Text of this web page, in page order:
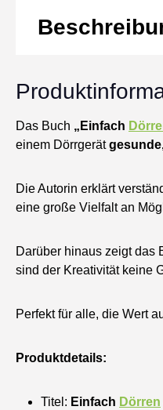
Das Buch „Einfach
einem Dörrgerät
Die Autorin erklärt
eine große Vielfalt an
Darüber hinaus zeigt das
sind der Kreativität keine
Perfekt für alle, die Wert
Produktdetails:
Titel: Einfach Dörren